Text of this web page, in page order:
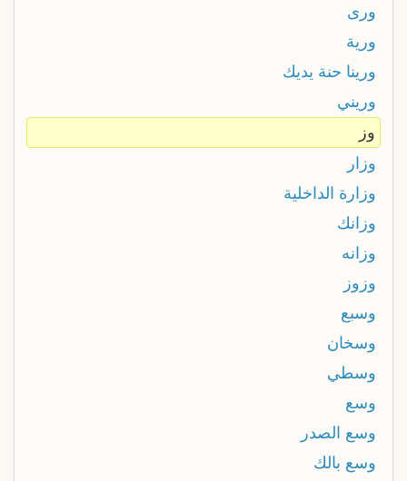
ورى
ورية
ورينا حنة يديك
وريني
وز
وزار
وزارة الداخلية
وزانك
وزانه
وزوز
وسبع
وسخان
وسطي
وسع
وسع الصدر
وسع بالك